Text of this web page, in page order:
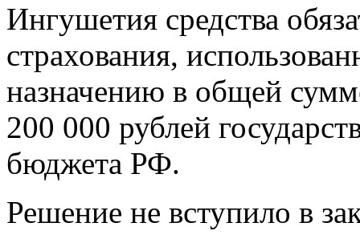
Ингушетия средства
страхования,
назначению в общей
200 000 рублей
бюджета РФ.
Решение не вступило в